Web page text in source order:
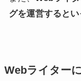
グを運営すると
Webライター